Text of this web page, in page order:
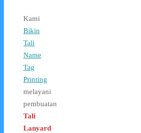
Kami
Bikin
Tali
Name
Tag
Printing
melayani
pembuatan
Tali
Lanyard